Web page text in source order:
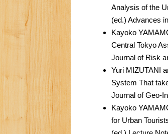
Analysis of the
(ed.) Advances
Kayoko
Central Tokyo
Journal of Risk
Yuri MIZUTANI
System That
Journal of Geo-
Kayoko
for Urban